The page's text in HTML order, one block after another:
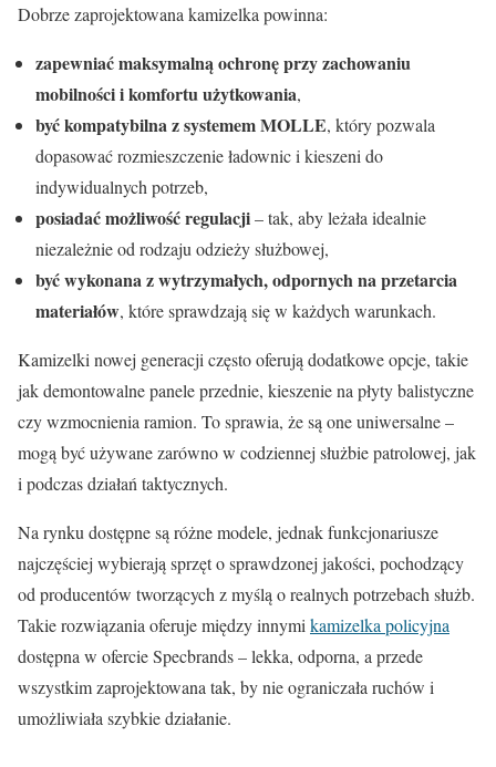
Dobrze zaprojektowana kamizelka powinna:
zapewniać maksymalną ochronę przy zachowaniu
mobilności i komfortu użytkowania,
być kompatybilna z systemem MOLLE, który pozwala
dopasować rozmieszczenie ładownic i kieszeni do
indywidualnych potrzeb,
posiadać możliwość regulacji– tak, aby leżała idealnie
niezależnie od rodzaju odzieży służbowej,
być wykonana z wytrzymałych, odpornych na przetarcia
materiałów, które sprawdzają się w każdych warunkach.
Kamizelki nowej generacji często oferują dodatkowe opcje, takie
jak demontowalne panele przednie, kieszenie na płyty balistyczne
czy wzmocnienia ramion. To sprawia, że są one uniwersalne –
mogą być używane zarówno w codziennej służbie patrolowej, jak
i podczas działań taktycznych.
Na rynku dostępne są różne modele, jednak funkcjonariusze
najczęściej wybierają sprzęt o sprawdzonej jakości, pochodzący
od producentów tworzących z myślą o realnych potrzebach służb.
Takie rozwiązania oferuje między innymi kamizelka policyjna
dostępna w ofercie Specbrands – lekka, odporna, a przede
wszystkim zaprojektowana tak, by nie ograniczała ruchów i
umożliwiała szybkie działanie.